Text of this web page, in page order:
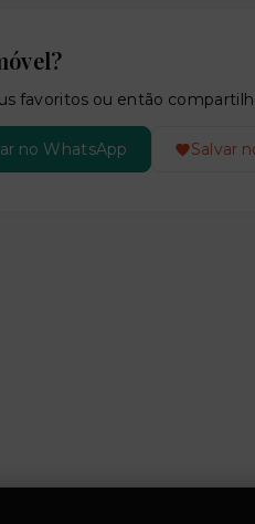
favoritos ou então
no WhatsApp Salvar